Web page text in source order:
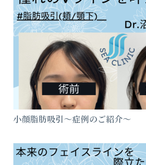
小顔脂肪吸引～症例のご紹介～